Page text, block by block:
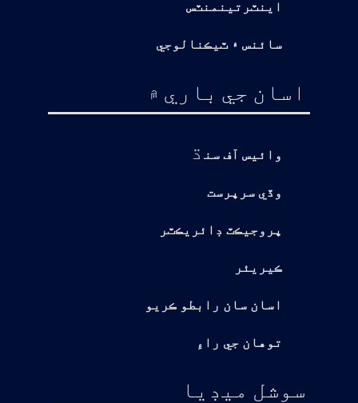
اينٽرتينمنٽس
سائنس ۽ ٽيڪنالوجي
اسان جي باري ۾
وائيس آف سن ڌ
وڏي سرپرست
پروجيڪٽ ڊائريڪٽر
ڪيريئر
اسان سان رابطو ڪريو
توهان جي راءِ
سوشل ميڊيا